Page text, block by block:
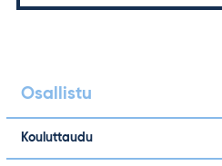
Osallistu
Kouluttaudu